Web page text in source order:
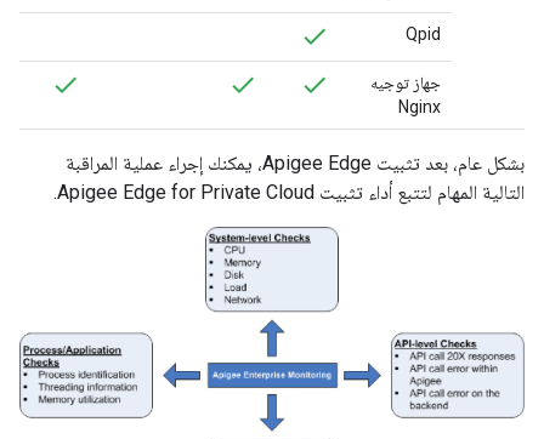
Qpid
جهاز توجيه
Nginx
بشكل عام، بعد تثبيت Apigee Edge، يمكنك إجراء عملية المراقبة
التالية المهام لتتبع أداء تثبيت Apigee Edge for Private Cloud.